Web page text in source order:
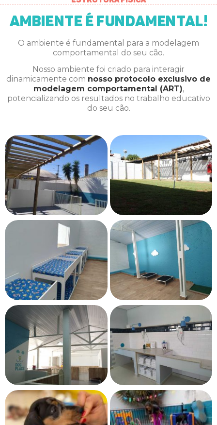
Ambiente é fundamental!
O ambiente é fundamental para a modelagem
comportamental do seu cão.
Nosso ambiente foi criado para interagir
dinamicamente com nosso protocolo exclusivo de
modelagem comportamental (ART),
potencializando os resultados no trabalho educativo
do seu cão.